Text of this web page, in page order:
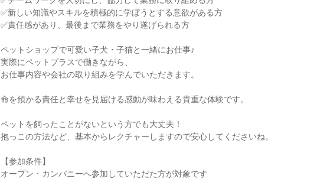
✅新しい知識やスキルを積極的に学ぼうとする意欲がある方
✅責任感があり、最後まで業務をやり遂げられる方
ペットショップで可愛い子犬・子猫と一緒にお仕事♪
実際にペットプラスで働きながら、
お仕事内容や会社の取り組みを学んでいただきます。
命を預かる責任と幸せを見届ける感動が味わえる貴重な体験です。
ペットを飼ったことがないという方でも大丈夫！
抱っこの方法など、基本からレクチャーしますので安心してくださいね。
【参加条件】
オープン・カンパニーへ参加していただた方が対象です